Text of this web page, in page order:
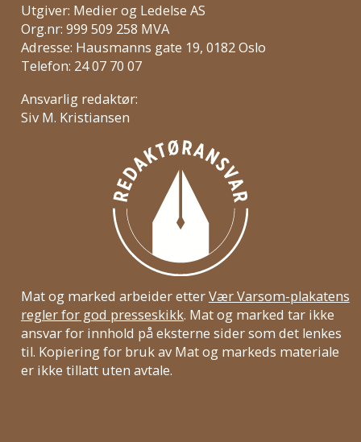
Utgiver: Medier og Ledelse AS
Org.nr: 999 509 258 MVA
Adresse: Hausmanns gate 19, 0182 Oslo
Telefon: 24 07 70 07
Ansvarlig redaktør:
Siv M. Kristiansen
Mat og marked arbeider etterVær Varsom-plakatens
regler for god presseskikk. Mat og marked tar ikke
ansvar for innhold på eksterne sider som det lenkes
til. Kopiering for bruk av Mat og markeds materiale
er ikke tillatt uten avtale.